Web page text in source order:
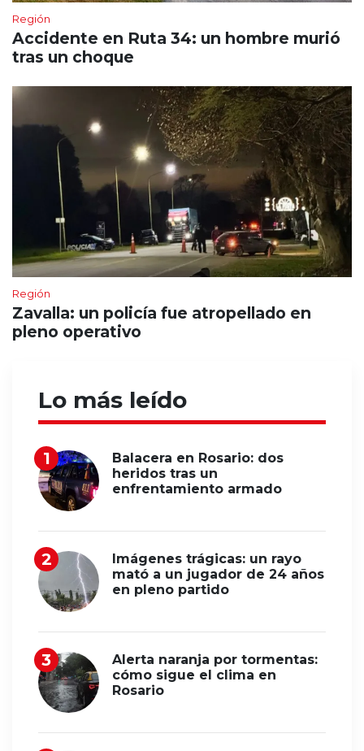
Región
Accidente en Ruta 34: un hombre murió
tras un choque
Región
Zavalla: un policía fue atropellado en
pleno operativo
Lo más leído
Balacera en Rosario: dos
heridos tras un
enfrentamiento armado
Imágenes trágicas: un rayo
mató a un jugador de 24 años
en pleno partido
Alerta naranja por tormentas:
cómo sigue el clima en
Rosario